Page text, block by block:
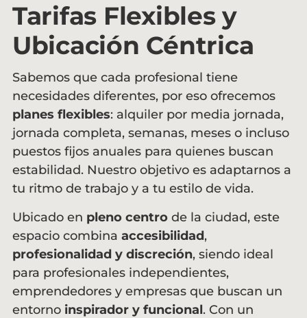
Tarifas Flexibles y
Ubicación Céntrica
Sabemos que cada profesional tiene
necesidades diferentes, por eso ofrecemos
planes flexibles: alquiler por media jornada,
jornada completa, semanas, meses o incluso
puestos fijos anuales para quienes buscan
estabilidad. Nuestro objetivo es adaptarnos a
tu ritmo de trabajo y a tu estilo de vida.
Ubicado en pleno centrode la ciudad, este
espacio combina accesibilidad,
profesionalidad y discreción, siendo ideal
para profesionales independientes,
emprendedores y empresas que buscan un
entorno inspirador y funcional. Con un